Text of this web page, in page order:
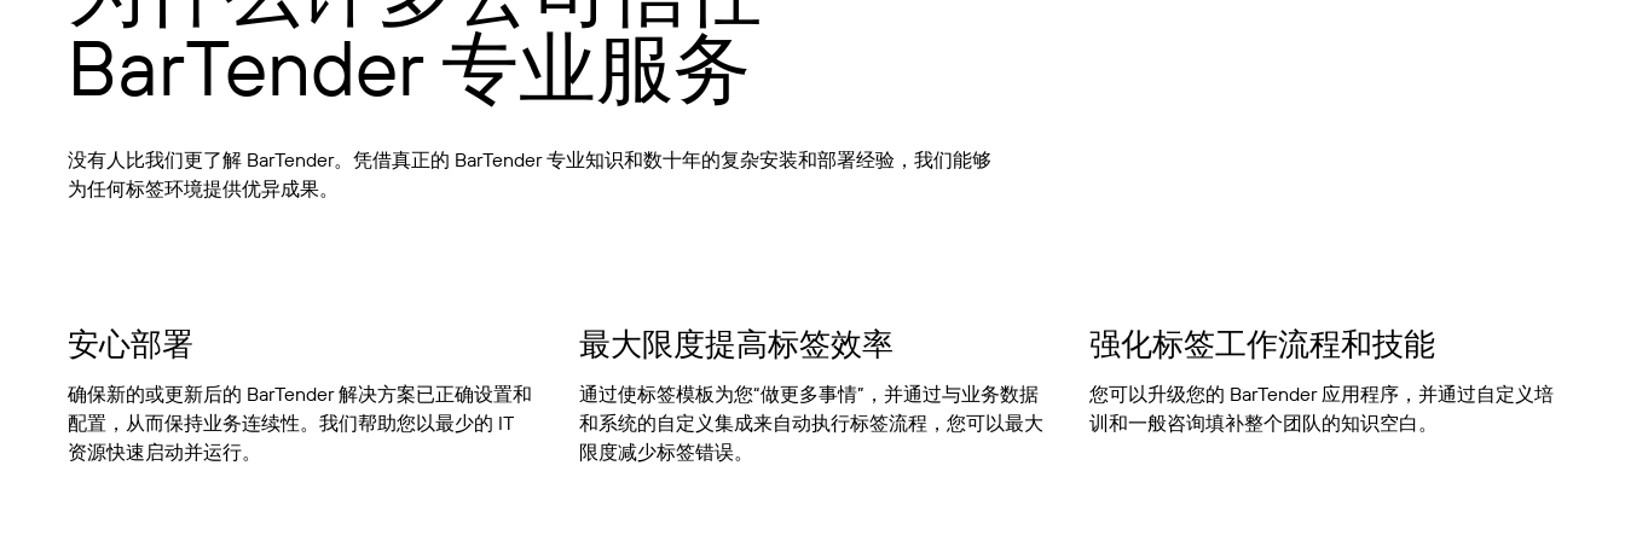
BarTender 专业服务
没有人比我们更了解 BarTender。凭借真正的 BarTender 专业知识和数十年的复杂安装和部署经验，我们能够
为任何标签环境提供优异成果。
安心部署
确保新的或更新后的 BarTender 解决方案已正确设置和
配置，从而保持业务连续性。我们帮助您以最少的 IT
资源快速启动并运行。
最大限度提高标签效率
通过使标签模板为您“做更多事情”，并通过与业务数据
和系统的自定义集成来自动执行标签流程，您可以最大
限度减少标签错误。
强化标签工作流程和技能
您可以升级您的 BarTender 应用程序，并通过自定义培
训和一般咨询填补整个团队的知识空白。